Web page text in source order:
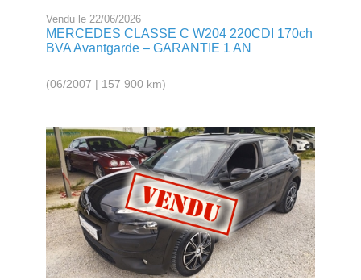
Vendu le 22/06/2026
MERCEDES CLASSE C W204 220CDI 170ch
BVA Avantgarde – GARANTIE 1 AN
(06/2007 | 157 900 km)